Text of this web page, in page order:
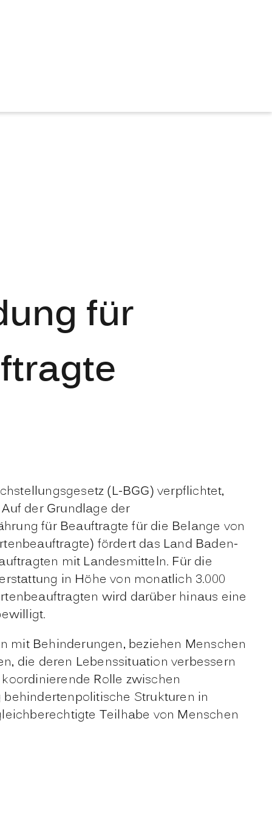
für
(L-BGG) verpflichtet,
der Grundlage der
für Beauftragte für die Belange von
fördert das Land Baden-
mit Landesmitteln. Für die
in Höhe von monatlich 3.000
wird darüber hinaus eine
Behinderungen, beziehen Menschen
die deren Lebenssituation verbessern
Rolle zwischen
Strukturen in
Teilhabe von Menschen